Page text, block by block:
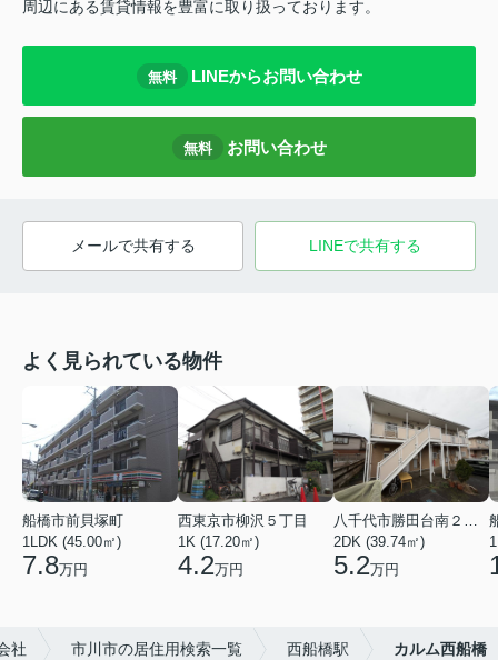
周辺にある賃貸情報を豊富に取り扱っております。
無料 LINEからお問い合わせ
無料 お問い合わせ
メールで共有する LINEで共有する
よく見られている物件
船橋市前貝塚町
1LDK (45.00㎡)
7.8万円
西東京市柳沢５丁目
1K (17.20㎡)
4.2万円
八千代市勝田台南２丁目
2DK (39.74㎡)
5.2万円
社 市川市の居住用検索一覧 西船橋駅 カルム西船橋